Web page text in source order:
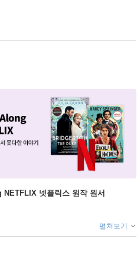
NETFLIX 넷플릭스 원작 원서
펼쳐보기